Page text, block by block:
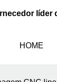
líder
HOME